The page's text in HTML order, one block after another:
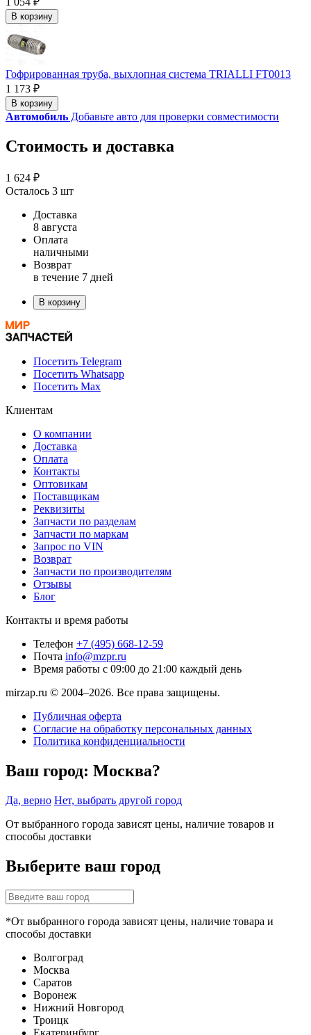
В корзину
Гофрированная труба, выхлопная система TRIALLI FT0013
1 173 ₽
В корзину
Автомобиль Добавьте авто для проверки совместимости
Стоимость и доставка
1 624 ₽
Осталось 3 шт
Доставка
8 августа
Оплата
наличными
Возврат
в течение 7 дней
В корзину
Посетить Telegram
Посетить Whatsapp
Посетить Max
Клиентам
О компании
Доставка
Оплата
Контакты
Оптовикам
Поставщикам
Реквизиты
Запчасти по разделам
Запчасти по маркам
Запрос по VIN
Возврат
Запчасти по производителям
Отзывы
Блог
Контакты и время работы
Телефон +7 (495) 668-12-59
Почта info@mzpr.ru
Время работы с 09:00 до 21:00 каждый день
mirzap.ru © 2004–2026. Все права защищены.
Публичная оферта
Согласие на обработку персональных данных
Политика конфиденциальности
Ваш город: Москва?
Да, верно Нет, выбрать другой город
От выбранного города зависят цены, наличие товаров и
способы доставки
Выберите ваш город
*От выбранного города зависят цены, наличие товара и
способы доставки
Волгоград
Москва
Саратов
Воронеж
Нижний Новгород
Троицк
Екатеринбург